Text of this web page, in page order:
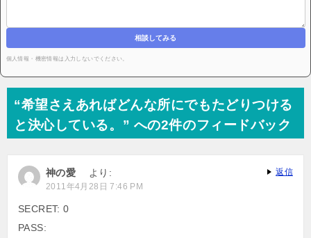
相談してみる
個人情報・機密情報は入力しないでください。
“希望さえあればどんな所にでもたどりつける
と決心している。” への2件のフィードバック
神の愛 より:
2011年4月28日 7:46 PM
SECRET: 0
PASS:
返信